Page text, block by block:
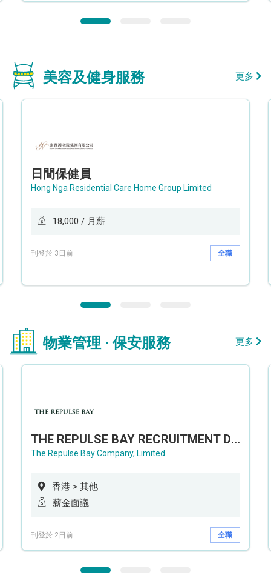
美容及健身服務 更多
日間保健員
Hong Nga Residential Care Home Group Limited
18,000 / 月薪
刊登於 3日前 全職
物業管理 · 保安服務 更多
THE REPULSE BAY RECRUITMENT DAY 淺水灣影灣園人才招聘會
The Repulse Bay Company, Limited
香港 > 其他
薪金面議
刊登於 2日前 全職